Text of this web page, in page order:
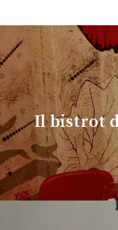
Il bistrot